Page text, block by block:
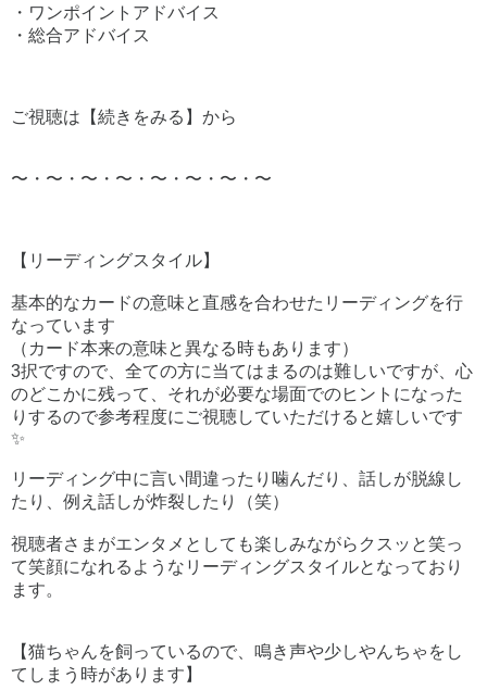
・ワンポイントアドバイス
・総合アドバイス
ご視聴は【続きをみる】から
〜・〜・〜・〜・〜・〜・〜・〜
【リーディングスタイル】
基本的なカードの意味と直感を合わせたリーディングを行
なっています
（カード本来の意味と異なる時もあります）
3択ですので、全ての方に当てはまるのは難しいですが、心
のどこかに残って、それが必要な場面でのヒントになった
りするので参考程度にご視聴していただけると嬉しいです
✨
リーディング中に言い間違ったり噛んだり、話しが脱線し
たり、例え話しが炸裂したり（笑）
視聴者さまがエンタメとしても楽しみながらクスッと笑っ
て笑顔になれるようなリーディングスタイルとなっており
ます。
【猫ちゃんを飼っているので、鳴き声や少しやんちゃをし
てしまう時があります】